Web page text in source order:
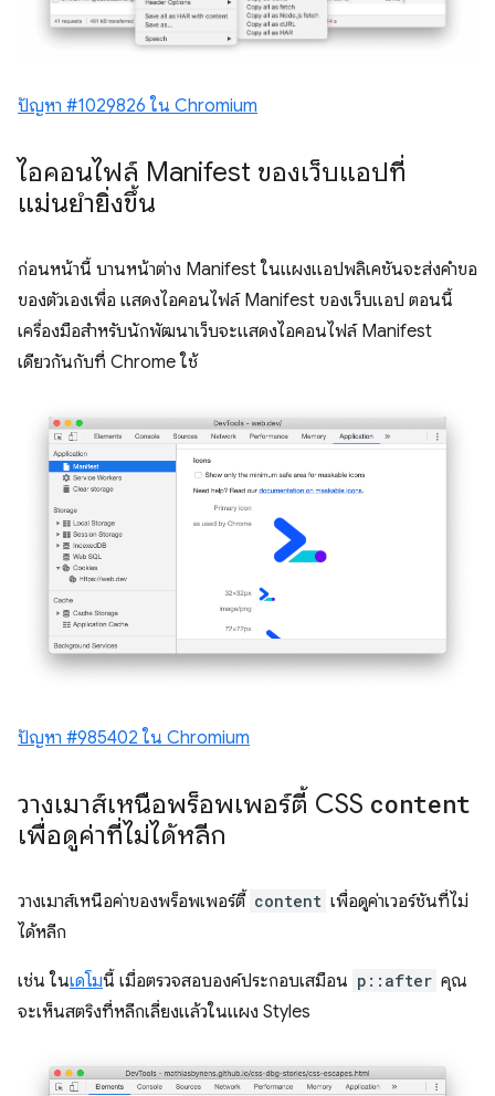
ปัญหา #1029826 ใน Chromium
ไอคอนไฟล์ Manifest ของเว็บแอปที่
แม่นยำยิ่งขึ้น
ก่อนหน้านี้ บานหน้าต่าง Manifest ในแผงแอปพลิเคชันจะส่งคำขอ
ของตัวเองเพื่อ แสดงไอคอนไฟล์ Manifest ของเว็บแอป ตอนนี้
เครื่องมือสำหรับนักพัฒนาเว็บจะแสดงไอคอนไฟล์ Manifest
เดียวกันกับที่ Chrome ใช้
ปัญหา #985402 ใน Chromium
วางเมาส์เหนือพร็อพเพอร์ตี้ CSS content
เพื่อดูค่าที่ไม่ได้หลีก
วางเมาส์เหนือค่าของพร็อพเพอร์ตี้ content เพื่อดูค่าเวอร์ชันที่ไม่
ได้หลีก
เช่น ในเดโมนี้ เมื่อตรวจสอบองค์ประกอบเสมือน p::after คุณ
จะเห็นสตริงที่หลีกเลี่ยงแล้วในแผง Styles